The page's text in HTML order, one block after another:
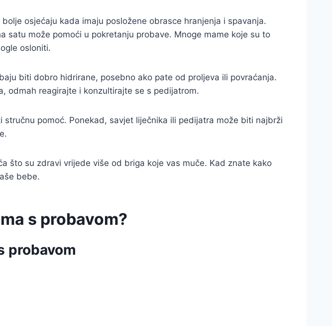
osjećaju kada imaju posložene obrasce hranjenja i spavanja.
satu može pomoći u pokretanju probave. Mnoge mame koje su to
osloniti.
biti dobro hidrirane, posebno ako pate od proljeva ili povraćanja.
odmah reagirajte i konzultirajte se s pedijatrom.
pomoć. Ponekad, savjet liječnika ili pedijatra može biti najbrži
što su zdravi vrijede više od briga koje vas muče. Kad znate kako
bebe.
s probavom?
probavom